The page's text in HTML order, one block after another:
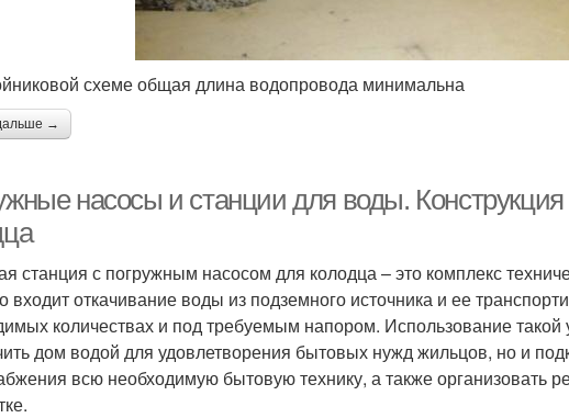
схеме общая длина водопровода минимальна
→
насосы и станции для воды.
станция с погружным насосом для колодца – это комплекс
входит откачивание воды из подземного источника и ее
количествах и под требуемым напором. Использование такой
дом водой для удовлетворения бытовых нужд жильцов, но и
всю необходимую бытовую технику, а также организовать